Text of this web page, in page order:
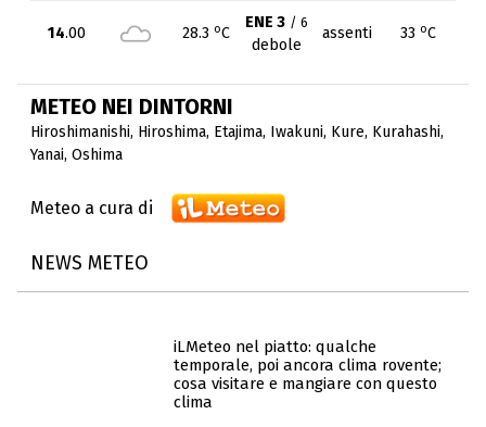
14.00 28.3 oC
ENE 3 / 6
debole
assenti 33 oC
METEO NEI DINTORNI
Hiroshimanishi, Hiroshima, Etajima, Iwakuni, Kure, Kurahashi,
Yanai, Oshima
Meteo a cura di
NEWS METEO
iLMeteo nel piatto: qualche
temporale, poi ancora clima rovente;
cosa visitare e mangiare con questo
clima